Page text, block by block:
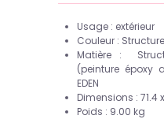
Usage : extérieur
Couleur :
Matière :
(peinture époxy
EDEN
Dimensions : 71.4
Poids : 9.00 kg